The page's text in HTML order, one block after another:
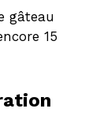
gâteau
15